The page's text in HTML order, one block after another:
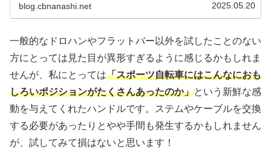
blog.cbnanashi.net 2025.05.20
一般的なドロハンやフラットバー以外を試したことのない
方にとっては見た目が異形すぎるように感じるかもしれま
せんが、私にとっては「スポーツ自転車にはこんなにおも
しろいポジションがたくさんあったのか」という新鮮な感
動を与えてくれたハンドルです。ステムやケーブルを交換
する必要があったりとやや手間も発生するかもしれません
が、試してみて損はないと思います！